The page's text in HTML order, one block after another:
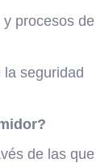
procesos de
seguridad
de las que